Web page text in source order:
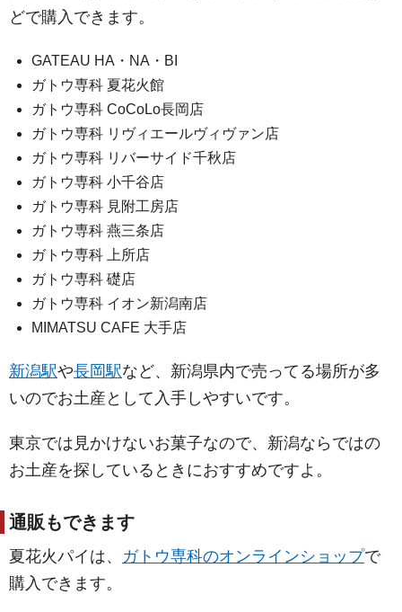
どで購入できます。
GATEAU HA・NA・BI
ガトウ専科 夏花火館
ガトウ専科 CoCoLo長岡店
ガトウ専科 リヴィエールヴィヴァン店
ガトウ専科 リバーサイド千秋店
ガトウ専科 小千谷店
ガトウ専科 見附工房店
ガトウ専科 燕三条店
ガトウ専科 上所店
ガトウ専科 礎店
ガトウ専科 イオン新潟南店
MIMATSU CAFE 大手店
新潟駅や長岡駅など、新潟県内で売ってる場所が多
いのでお土産として入手しやすいです。
東京では見かけないお菓子なので、新潟ならではの
お土産を探しているときにおすすめですよ。
通販もできます
夏花火パイは、 ガトウ専科のオンラインショップで
購入できます。